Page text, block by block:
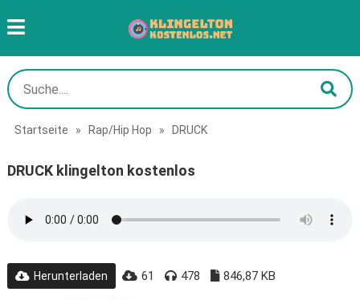
Startseite » Rap/Hip Hop » DRUCK
DRUCK klingelton kostenlos
Herunterladen 61 478 846,87 KB